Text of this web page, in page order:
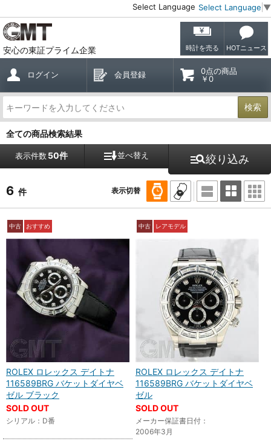
Select Language Select Language ▼
安心の東証プライム企業 時計を売る HOTニュース
ログイン 会員登録
0点の商品
￥0
検索
全ての商品検索結果
表示件数50件 並べ替え 絞り込み
6 件 表示切替
中古 おすすめ
ROLEX ロレックス デイトナ
116589BRG バケットダイヤベ
ゼル ブラック
SOLD OUT
シリアル：D番
中古 レアモデル
ROLEX ロレックス デイトナ
116589BRG バケットダイヤベ
ゼル
SOLD OUT
メーカー保証書日付：
2006年3月